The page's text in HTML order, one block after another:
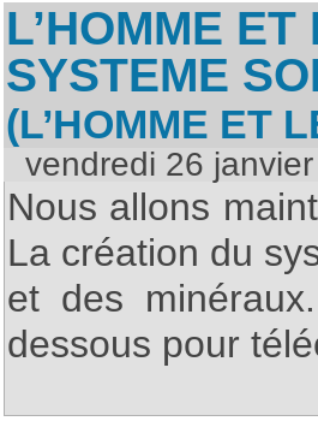
L’HOMME
SYSTEME
(L’HOMME ET
vendredi 26
Nous allons
La création du
et des
dessous pour